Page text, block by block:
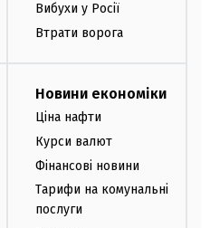
Вибухи у Росії
Втрати ворога
Новини економіки
Ціна нафти
Курси валют
Фінансові новини
Тарифи на комунальні
послуги